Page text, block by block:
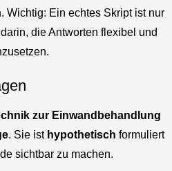
Wichtig: Ein echtes Skript ist nur
die Antworten flexibel und
zur Einwandbehandlung
. Sie ist hypothetisch formuliert
sichtbar zu machen.